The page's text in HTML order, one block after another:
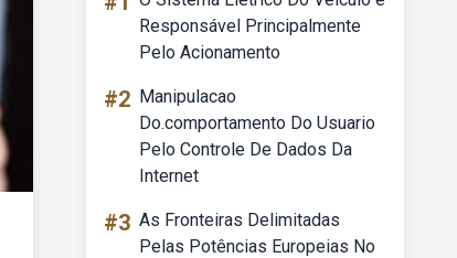
Responsável Principalmente
Pelo Acionamento
#2 Manipulacao
Do.comportamento Do Usuario
Pelo Controle De Dados Da
Internet
#3 As Fronteiras Delimitadas
Pelas Potências Europeias No